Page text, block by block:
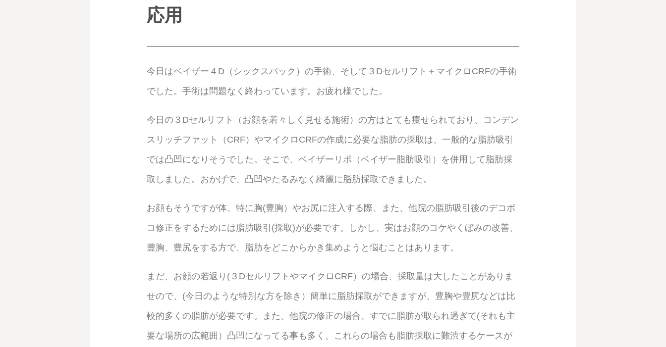
応用
今日はベイザー４D（シックスパック）の手術、そして３Dセルリフト＋マイクロCRFの手術
でした。手術は問題なく終わっています。お疲れ様でした。
今日の３Dセルリフト（お顔を若々しく見せる施術）の方はとても痩せられており、コンデン
スリッチファット（CRF）やマイクロCRFの作成に必要な脂肪の採取は、一般的な脂肪吸引
では凸凹になりそうでした。そこで、ベイザーリポ（ベイザー脂肪吸引）を併用して脂肪採
取しました。おかげで、凸凹やたるみなく綺麗に脂肪採取できました。
お顔もそうですが体、特に胸(豊胸）やお尻に注入する際、また、他院の脂肪吸引後のデコボ
コ修正をするためには脂肪吸引(採取)が必要です。しかし、実はお顔のコケやくぼみの改善、
豊胸、豊尻をする方で、脂肪をどこからかき集めようと悩むことはあります。
まだ、お顔の若返り(３DセルリフトやマイクロCRF）の場合、採取量は大したことがありま
せので、(今日のような特別な方を除き）簡単に脂肪採取ができますが、豊胸や豊尻などは比
較的多くの脂肪が必要です。また、他院の修正の場合、すでに脂肪が取られ過ぎて(それも主
要な場所の広範囲）凸凹になってる事も多く、これらの場合も脂肪採取に難渋するケースが